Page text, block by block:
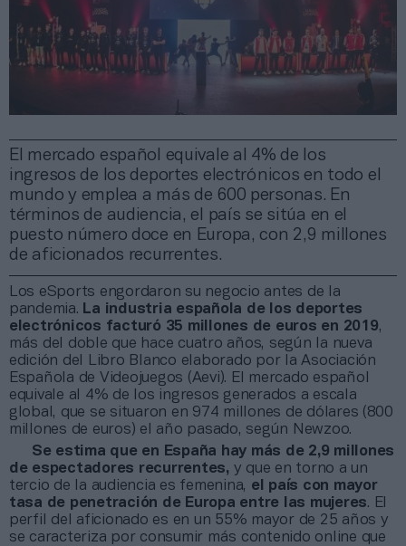
El mercado español equivale al 4% de los
ingresos de los deportes electrónicos en todo el
mundo y emplea a más de 600 personas. En
términos de audiencia, el país se sitúa en el
puesto número doce en Europa, con 2,9 millones
de aficionados recurrentes.
Los eSports engordaron su negocio antes de la
pandemia. La industria española de los deportes
electrónicos facturó 35 millones de euros en 2019,
más del doble que hace cuatro años, según la nueva
edición del Libro Blanco elaborado por la Asociación
Española de Videojuegos (Aevi). El mercado español
equivale al 4% de los ingresos generados a escala
global, que se situaron en 974 millones de dólares (800
millones de euros) el año pasado, según Newzoo.
Se estima que en España hay más de 2,9 millones
de espectadores recurrentes, y que en torno a un
tercio de la audiencia es femenina, el país con mayor
tasa de penetración de Europa entre las mujeres. El
perfil del aficionado es en un 55% mayor de 25 años y
se caracteriza por consumir más contenido online que